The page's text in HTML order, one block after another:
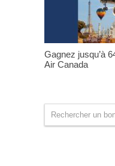
Gagnez jusqu’à
Air Canada